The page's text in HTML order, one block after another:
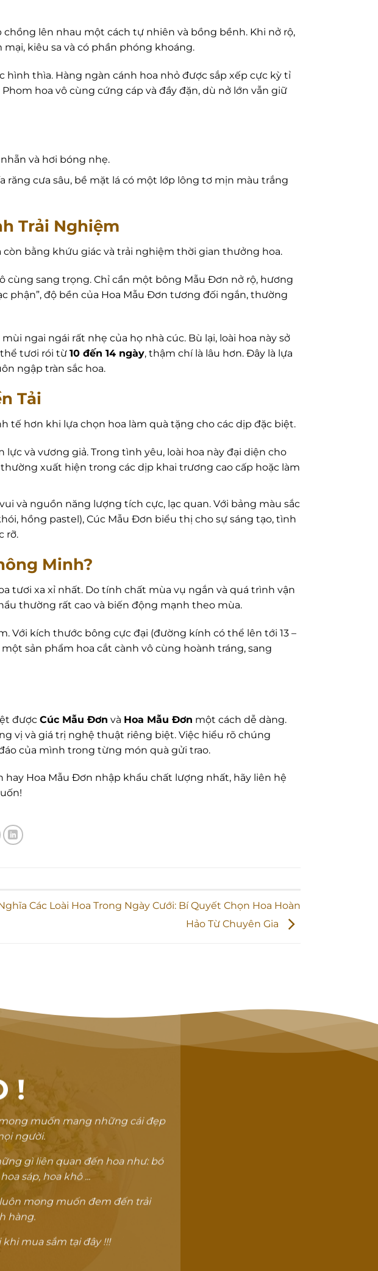
lên nhau một cách tự nhiên và bồng bềnh. Khi nở rộ,
kiêu sa và có phần phóng khoáng.
hình thìa. Hàng ngàn cánh hoa nhỏ được sắp xếp cực kỳ tỉ
hoa vô cùng cứng cáp và đầy đặn, dù nở lớn vẫn giữ
và hơi bóng nhẹ.
răng cưa sâu, bề mặt lá có một lớp lông tơ mịn màu trắng
Trải Nghiệm
bằng khứu giác và trải nghiệm thời gian thưởng hoa.
sang trọng. Chỉ cần một bông Mẫu Đơn nở rộ, hương
phận”, độ bền của Hoa Mẫu Đơn tương đối ngắn, thường
ngai ngái rất nhẹ của họ nhà cúc. Bù lại, loài hoa này sở
tươi rói từ 10 đến 14 ngày, thậm chí là lâu hơn. Đây là lựa
ngập tràn sắc hoa.
Tải
tế hơn khi lựa chọn hoa làm quà tặng cho các dịp đặc biệt.
và vương giả. Trong tình yêu, loài hoa này đại diện cho
xuất hiện trong các dịp khai trương cao cấp hoặc làm
và nguồn năng lượng tích cực, lạc quan. Với bảng màu sắc
hồng pastel), Cúc Mẫu Đơn biểu thị cho sự sáng tạo, tình
rỡ.
Minh?
tươi xa xỉ nhất. Do tính chất mùa vụ ngắn và quá trình vận
thường rất cao và biến động mạnh theo mùa.
Với kích thước bông cực đại (đường kính có thể lên tới 13 –
sản phẩm hoa cắt cành vô cùng hoành tráng, sang
được Cúc Mẫu Đơn và Hoa Mẫu Đơn một cách dễ dàng.
vị và giá trị nghệ thuật riêng biệt. Việc hiểu rõ chúng
của mình trong từng món quà gửi trao.
Hoa Mẫu Đơn nhập khẩu chất lượng nhất, hãy liên hệ
Các Loài Hoa Trong Ngày Cưới: Bí Quyết Chọn Hoa Hoàn
Hảo Từ Chuyên Gia
!
muốn mang những cái đẹp
người.
gì liên quan đến hoa như: bó
sáp, hoa khô ...
mong muốn đem đến trải
hàng.
mua sắm tại đây !!!